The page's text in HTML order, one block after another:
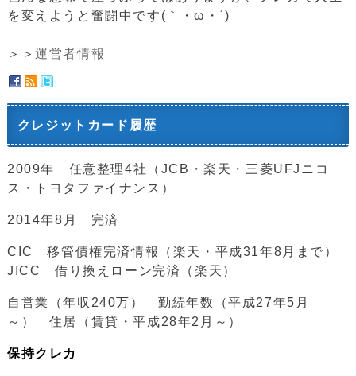
を変えようと奮闘中です(｀・ω・´)ゞ
＞＞運営者情報
クレジットカード履歴
2009年 任意整理4社（JCB・楽天・三菱UFJニコ
ス・トヨタファイナンス）
2014年8月 完済
CIC 移管債権完済情報（楽天・平成31年8月まで）
JICC 借り換えローン完済（楽天）
自営業（年収240万） 勤続年数（平成27年5月
～） 住居（賃貸・平成28年2月～）
保持クレカ